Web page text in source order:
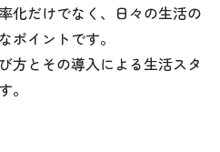
化だけでなく、日々の生活の
ポイントです。
方とその導入による生活スタ
。